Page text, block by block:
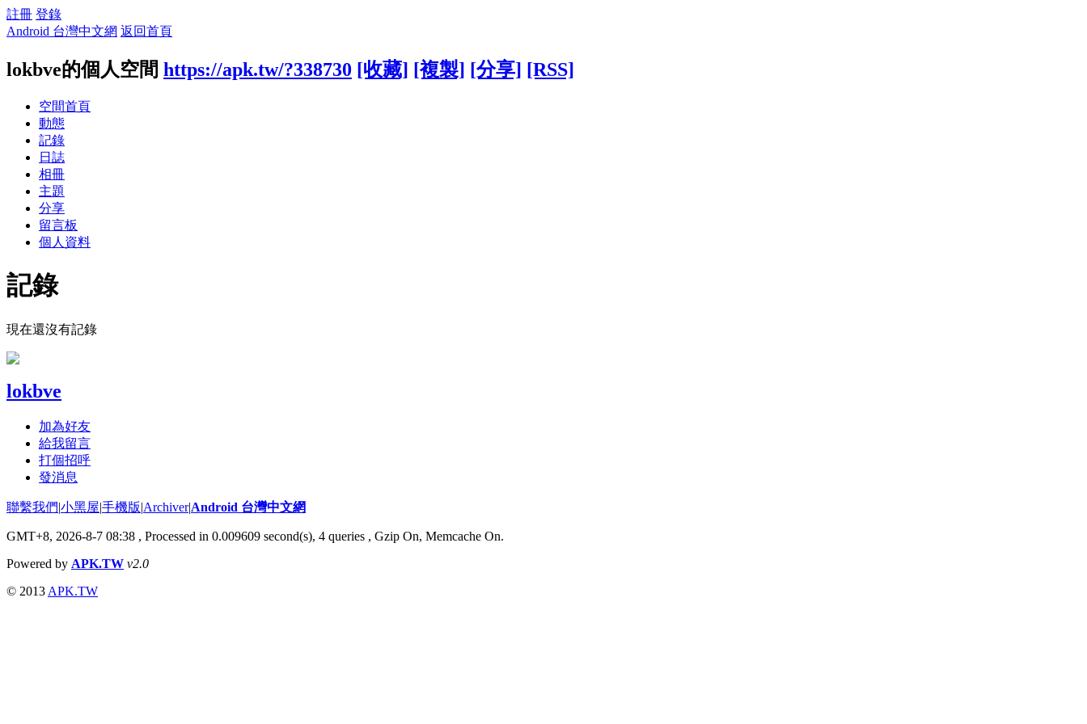
註冊 登錄
Android 台灣中文網 返回首頁
lokbve的個人空間 https://apk.tw/?338730 [收藏] [複製] [分享] [RSS]
空間首頁
動態
記錄
日誌
相冊
主題
分享
留言板
個人資料
記錄
現在還沒有記錄
lokbve
加為好友
給我留言
打個招呼
發消息
聯繫我們|小黑屋|手機版|Archiver|Android 台灣中文網
GMT+8, 2026-8-7 08:38 , Processed in 0.009609 second(s), 4 queries , Gzip On, Memcache On.
Powered by APK.TW v2.0
© 2013 APK.TW